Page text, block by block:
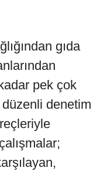
gıda
pek çok
denetim